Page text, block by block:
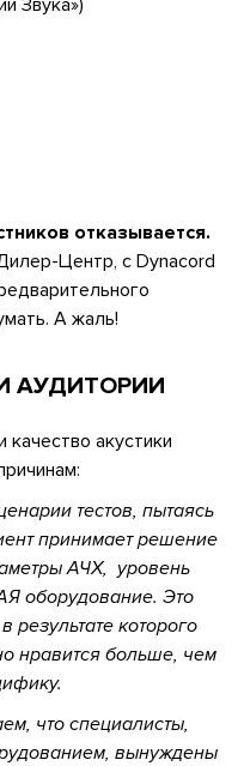
отказывается.
Центр, с Dynacord
А жаль!
АУДИТОРИИ
качество акустики
тестов, пытаясь
принимает решение
АЧХ, уровень
оборудование. Это
результате которого
нравится больше, чем
что специалисты,
вынуждены